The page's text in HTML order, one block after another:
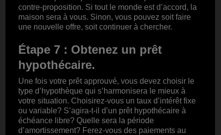
contre-proposition. Si tout le monde est d’accord, la
maison sera à vous. Sinon, vous pouvez soit faire
une nouvelle offre, soit continuer à chercher.
Étape 7 : Obtenez un prêt
hypothécaire.
Une fois votre prêt approuvé, vous devez choisir le
type d’hypothèque qui s’harmonisera le mieux à
votre situation. Choisirez-vous un taux d’intérêt fixe
ou variable? S’agira-t-il d’un prêt hypothécaire à
échéance libre? Quelle sera la période
d’amortissement? Ferez-vous des paiements au